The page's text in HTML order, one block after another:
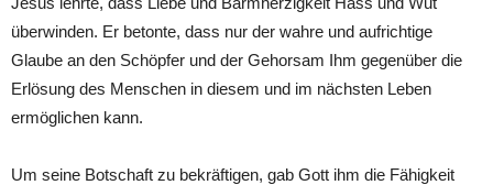
überwinden. Er betonte, dass nur der wahre und aufrichtige
Glaube an den Schöpfer und der Gehorsam Ihm gegenüber die
Erlösung des Menschen in diesem und im nächsten Leben
ermöglichen kann.
Um seine Botschaft zu bekräftigen, gab Gott ihm die Fähigkeit